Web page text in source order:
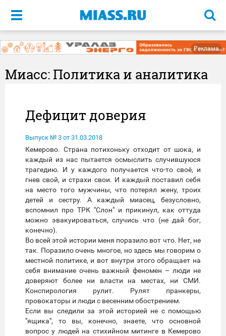
Меню
Реклама
Миасс: Политика и аналитика
Дефицит доверия
Выпуск № 3 от 31.03.2018
Кемерово. Страна потихоньку отходит от шока, и
каждый из нас пытается осмыслить случившуюся
трагедию. И у каждого получается что-то своё, и
гнев свой, и страхи свои. И каждый поставил себя
на место того мужчины, что потерял жену, троих
детей и сестру. А каждый миасец, безусловно,
вспомнил про ТРК "Слон" и прикинул, как оттуда
можно эвакуироваться, случись что (не дай бог,
конечно).
Во всей этой истории меня поразило вот что. Нет, не
так. Поразило очень многое, но здесь мы говорим о
местной политике, и вот внутри этого обращает на
себя внимание очень важный феномен – люди не
доверяют более ни власти на местах, ни СМИ.
Конспирология рулит. Рулят пранкеры,
провокаторы и люди с весенним обострением.
Если вы следили за этой историей не с помощью
"ящика", то вы, конечно, знаете, что основной
вопрос у людей на стихийном митинге в Кемерово